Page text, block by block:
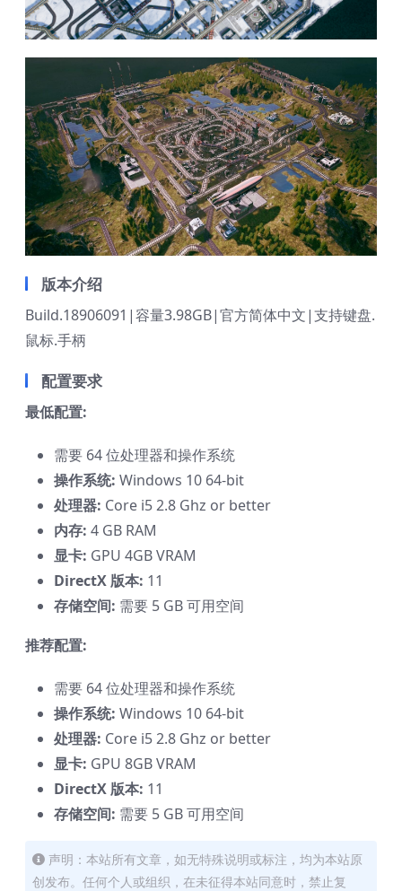
版本介绍
Build.18906091|容量3.98GB|官方简体中文|支持键盘.
鼠标.手柄
配置要求
最低配置:
需要 64 位处理器和操作系统
操作系统: Windows 10 64-bit
处理器: Core i5 2.8 Ghz or better
内存: 4 GB RAM
显卡: GPU 4GB VRAM
DirectX 版本: 11
存储空间: 需要 5 GB 可用空间
推荐配置:
需要 64 位处理器和操作系统
操作系统: Windows 10 64-bit
处理器: Core i5 2.8 Ghz or better
显卡: GPU 8GB VRAM
DirectX 版本: 11
存储空间: 需要 5 GB 可用空间
声明：本站所有文章，如无特殊说明或标注，均为本站原
创发布。任何个人或组织，在未征得本站同意时，禁止复